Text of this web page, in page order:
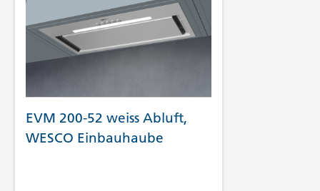
EVM 200-52 weiss Abluft,
WESCO Einbauhaube